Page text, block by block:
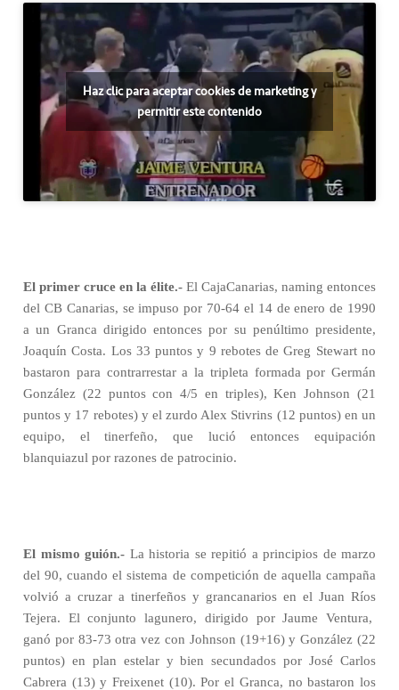
Haz clic para aceptar cookies de marketing y
permitir este contenido
El primer cruce en la élite.- El CajaCanarias, naming entonces
del CB Canarias, se impuso por 70-64 el 14 de enero de 1990
a un Granca dirigido entonces por su penúltimo presidente,
Joaquín Costa. Los 33 puntos y 9 rebotes de Greg Stewart no
bastaron para contrarrestar a la tripleta formada por Germán
González (22 puntos con 4/5 en triples), Ken Johnson (21
puntos y 17 rebotes) y el zurdo Alex Stivrins (12 puntos) en un
equipo, el tinerfeño, que lució entonces equipación
blanquiazul por razones de patrocinio.
El mismo guión.- La historia se repitió a principios de marzo
del 90, cuando el sistema de competición de aquella campaña
volvió a cruzar a tinerfeños y grancanarios en el Juan Ríos
Tejera. El conjunto lagunero, dirigido por Jaume Ventura,
ganó por 83-73 otra vez con Johnson (19+16) y González (22
puntos) en plan estelar y bien secundados por José Carlos
Cabrera (13) y Freixenet (10). Por el Granca, no bastaron los